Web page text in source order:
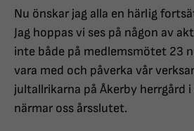
Nu önskar jag alla en härlig
Jag hoppas vi ses på någon av
inte både på medlemsmötet 23
vara med och påverka vår
jultallrikarna på Åkerby herrgård
närmar oss årsslutet.